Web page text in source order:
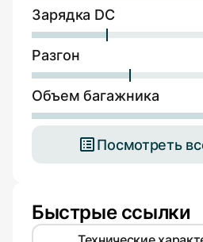
Зарядка DC
Разгон
Объем багажника
Посмотреть
Быстрые ссылки